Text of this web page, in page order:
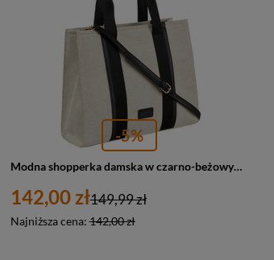
-5%
Modna shopperka damska w czarno-beżowym kolorze z regulowanym paskiem - Peterson
142,00 zł
Najniższa cena:142,00 zł
149,99 zł